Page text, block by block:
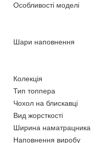
Особливості моделі
Шари наповнення
Колекція
Тип топпера
Чохол на блискавці
Вид жорсткості
Ширина наматрацника
Наповнення виробу